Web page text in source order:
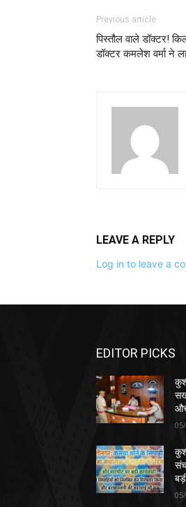
Previous article
पिस्तौल वाले डॉक्टर!
डॉक्टर कमलेश वर्मा ने
LEAVE A REPLY
Log in to leave a
EDITOR PICKS